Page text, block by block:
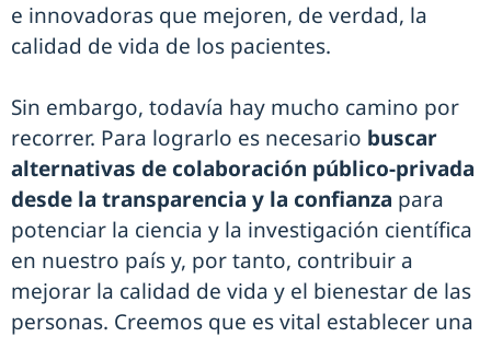
e innovadoras que mejoren, de verdad, la
calidad de vida de los pacientes.
Sin embargo, todavía hay mucho camino por
recorrer. Para lograrlo es necesario buscar
alternativas de colaboración público-privada
desde la transparencia y la confianza para
potenciar la ciencia y la investigación científica
en nuestro país y, por tanto, contribuir a
mejorar la calidad de vida y el bienestar de las
personas. Creemos que es vital establecer una